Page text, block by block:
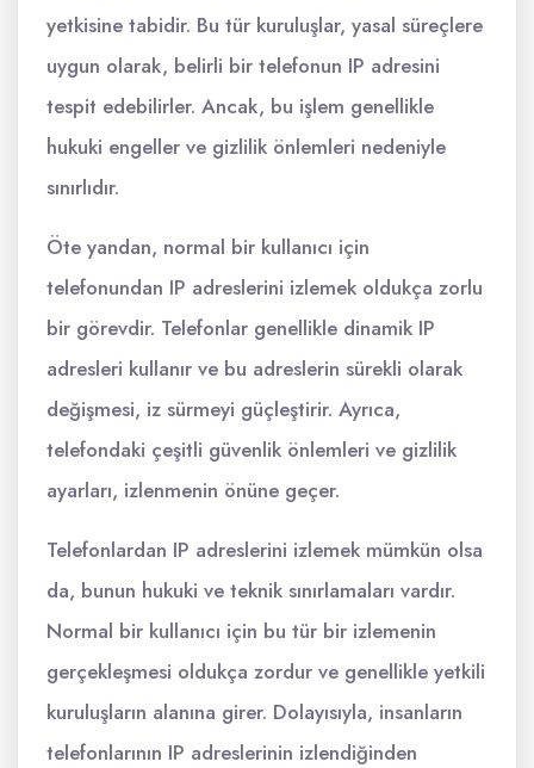
yetkisine tabidir. Bu tür kuruluşlar, yasal süreçlere
uygun olarak, belirli bir telefonun IP adresini
tespit edebilirler. Ancak, bu işlem genellikle
hukuki engeller ve gizlilik önlemleri nedeniyle
sınırlıdır.
Öte yandan, normal bir kullanıcı için
telefonundan IP adreslerini izlemek oldukça zorlu
bir görevdir. Telefonlar genellikle dinamik IP
adresleri kullanır ve bu adreslerin sürekli olarak
değişmesi, iz sürmeyi güçleştirir. Ayrıca,
telefondaki çeşitli güvenlik önlemleri ve gizlilik
ayarları, izlenmenin önüne geçer.
Telefonlardan IP adreslerini izlemek mümkün olsa
da, bunun hukuki ve teknik sınırlamaları vardır.
Normal bir kullanıcı için bu tür bir izlemenin
gerçekleşmesi oldukça zordur ve genellikle yetkili
kuruluşların alanına girer. Dolayısıyla, insanların
telefonlarının IP adreslerinin izlendiğinden